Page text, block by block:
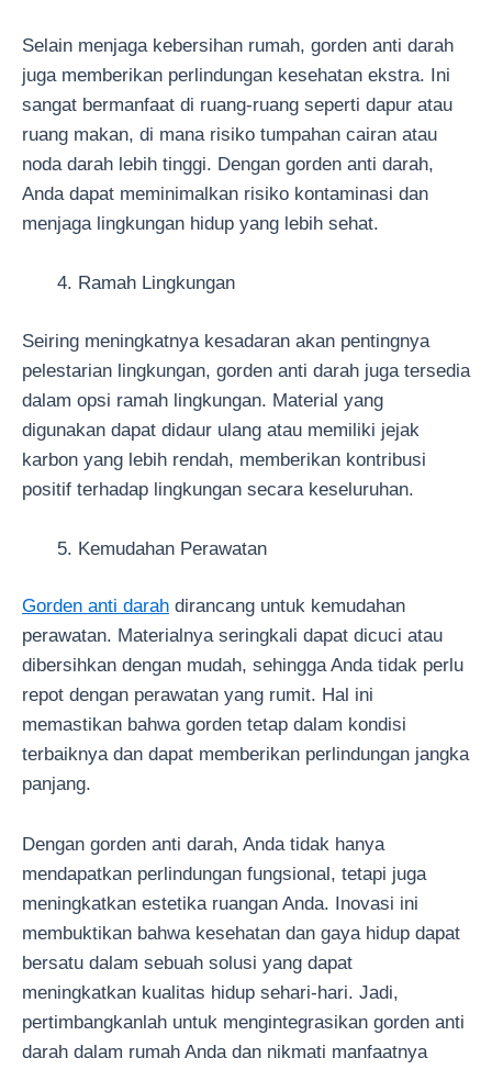
Selain menjaga kebersihan rumah, gorden anti darah
juga memberikan perlindungan kesehatan ekstra. Ini
sangat bermanfaat di ruang-ruang seperti dapur atau
ruang makan, di mana risiko tumpahan cairan atau
noda darah lebih tinggi. Dengan gorden anti darah,
Anda dapat meminimalkan risiko kontaminasi dan
menjaga lingkungan hidup yang lebih sehat.
Ramah Lingkungan
Seiring meningkatnya kesadaran akan pentingnya
pelestarian lingkungan, gorden anti darah juga tersedia
dalam opsi ramah lingkungan. Material yang
digunakan dapat didaur ulang atau memiliki jejak
karbon yang lebih rendah, memberikan kontribusi
positif terhadap lingkungan secara keseluruhan.
Kemudahan Perawatan
Gorden anti darah dirancang untuk kemudahan
perawatan. Materialnya seringkali dapat dicuci atau
dibersihkan dengan mudah, sehingga Anda tidak perlu
repot dengan perawatan yang rumit. Hal ini
memastikan bahwa gorden tetap dalam kondisi
terbaiknya dan dapat memberikan perlindungan jangka
panjang.
Dengan gorden anti darah, Anda tidak hanya
mendapatkan perlindungan fungsional, tetapi juga
meningkatkan estetika ruangan Anda. Inovasi ini
membuktikan bahwa kesehatan dan gaya hidup dapat
bersatu dalam sebuah solusi yang dapat
meningkatkan kualitas hidup sehari-hari. Jadi,
pertimbangkanlah untuk mengintegrasikan gorden anti
darah dalam rumah Anda dan nikmati manfaatnya